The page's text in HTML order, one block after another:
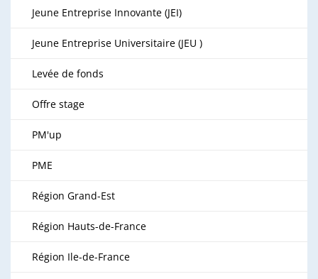
Jeune Entreprise Innovante (JEI)
Jeune Entreprise Universitaire (JEU )
Levée de fonds
Offre stage
PM'up
PME
Région Grand-Est
Région Hauts-de-France
Région Ile-de-France